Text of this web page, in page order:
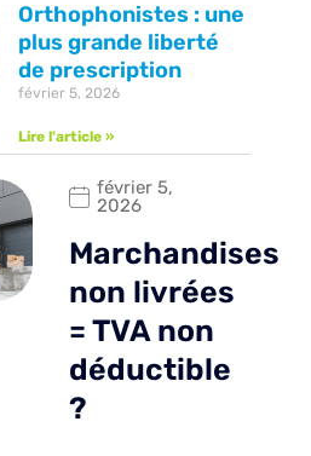
Orthophonistes : une
plus grande liberté
de prescription
février 5, 2026
Lire l'article »
février 5,
2026
Marchandises
non livrées
= TVA non
déductible
?